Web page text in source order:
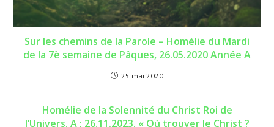
Sur les chemins de la Parole – Homélie du Mardi
de la 7è semaine de Pâques, 26.05.2020 Année A
25 mai 2020
Homélie de la Solennité du Christ Roi de
l’Univers, A ; 26.11.2023, « Où trouver le Christ ?